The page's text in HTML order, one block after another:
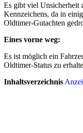
Es gibt viel Unsicherheit
Kennzeichens, da in
Oldtimer-Gutachten
Eines vorne weg:
Es ist möglich ein
Oldtimer-Status zu
Inhaltsverzeichnis